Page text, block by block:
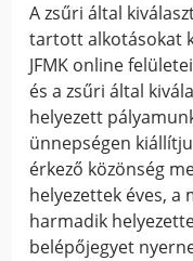
A zsűri által
tartott alkotásokat
JFMK online
és a zsűri által
helyezett
ünnepségen
érkező közönség
helyezettek éves, a
harmadik
belépőjegyet